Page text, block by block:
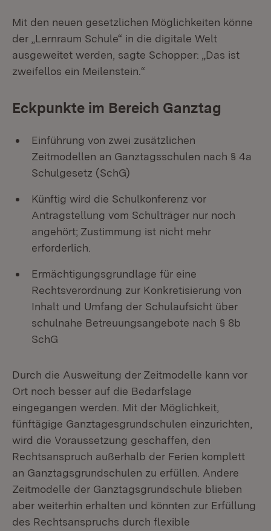
Mit den neuen gesetzlichen Möglichkeiten könne
der „Lernraum Schule“ in die digitale Welt
ausgeweitet werden, sagte Schopper: „Das ist
zweifellos ein Meilenstein.“
Eckpunkte im Bereich Ganztag
Einführung von zwei zusätzlichen
Zeitmodellen an Ganztagsschulen nach § 4a
Schulgesetz (SchG)
Künftig wird die Schulkonferenz vor
Antragstellung vom Schulträger nur noch
angehört; Zustimmung ist nicht mehr
erforderlich.
Ermächtigungsgrundlage für eine
Rechtsverordnung zur Konkretisierung von
Inhalt und Umfang der Schulaufsicht über
schulnahe Betreuungsangebote nach § 8b
SchG
Durch die Ausweitung der Zeitmodelle kann vor
Ort noch besser auf die Bedarfslage
eingegangen werden. Mit der Möglichkeit,
fünftägige Ganztagesgrundschulen einzurichten,
wird die Voraussetzung geschaffen, den
Rechtsanspruch außerhalb der Ferien komplett
an Ganztagsgrundschulen zu erfüllen. Andere
Zeitmodelle der Ganztagsgrundschule blieben
aber weiterhin erhalten und könnten zur Erfüllung
des Rechtsanspruchs durch flexible